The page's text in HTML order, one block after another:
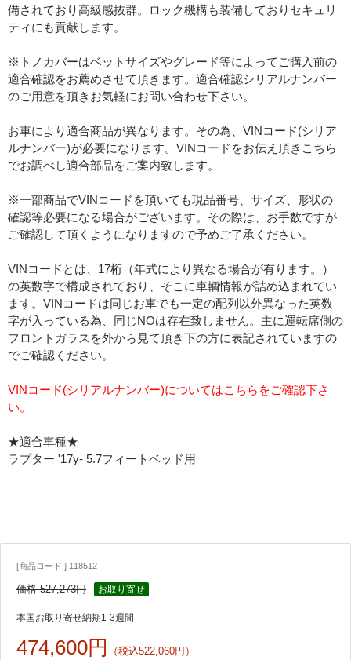
備されており高級感抜群。ロック機構も装備しておりセキュリ
ティにも貢献します。
※トノカバーはベットサイズやグレード等によってご購入前の
適合確認をお薦めさせて頂きます。適合確認シリアルナンバー
のご用意を頂きお気軽にお問い合わせ下さい。
お車により適合商品が異なります。その為、VINコード(シリア
ルナンバー)が必要になります。VINコードをお伝え頂きこちら
でお調べし適合部品をご案内致します。
※一部商品でVINコードを頂いても現品番号、サイズ、形状の
確認等必要になる場合がございます。その際は、お手数ですが
ご確認して頂くようになりますので予めご了承ください。
VINコードとは、17桁（年式により異なる場合が有ります。）
の英数字で構成されており、そこに車輌情報が詰め込まれてい
ます。VINコードは同じお車でも一定の配列以外異なった英数
字が入っている為、同じNOは存在致しません。主に運転席側の
フロントガラスを外から見て頂き下の方に表記されていますの
でご確認ください。
VINコード(シリアルナンバー)についてはこちらをご確認下さ
い。
★適合車種★
ラプター '17y- 5.7フィートベッド用
[商品コード ] 118512
価格 527,273円 お取り寄せ
本国お取り寄せ納期1-3週間
474,600円 （税込522,060円）